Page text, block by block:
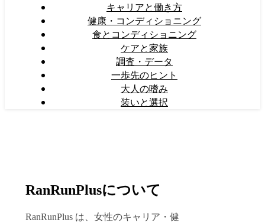
キャリアと働き方
健康・コンディショニング
食とコンディショニング
ケアと家族
調査・データ
一歩先のヒント
大人の嗜み
装いと選択
RanRunPlusについて
RanRunPlus は、女性のキャリア・健